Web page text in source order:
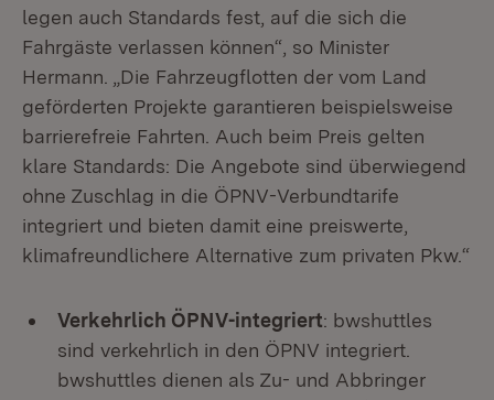
legen auch Standards fest, auf die sich die
Fahrgäste verlassen können“, so Minister
Hermann. „Die Fahrzeugflotten der vom Land
geförderten Projekte garantieren beispielsweise
barrierefreie Fahrten. Auch beim Preis gelten
klare Standards: Die Angebote sind überwiegend
ohne Zuschlag in die ÖPNV-Verbundtarife
integriert und bieten damit eine preiswerte,
klimafreundlichere Alternative zum privaten Pkw.“
Verkehrlich ÖPNV-integriert: bwshuttles
sind verkehrlich in den ÖPNV integriert.
bwshuttles dienen als Zu- und Abbringer